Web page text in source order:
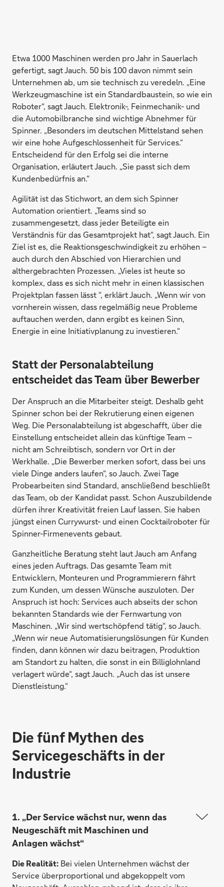
Etwa 1000 Maschinen werden pro Jahr in Sauerlach
gefertigt, sagt Jauch. 50 bis 100 davon nimmt sein
Unternehmen ab, um sie technisch zu veredeln. „Eine
Werkzeugmaschine ist ein Standardbaustein, so wie ein
Roboter“, sagt Jauch. Elektronik-, Feinmechanik- und
die Auto­mobilbranche sind wichtige Abnehmer für
Spinner. „Besonders im deutschen Mittelstand sehen
wir eine hohe Aufgeschlossenheit für Services.“
Entscheidend für den Erfolg sei die interne
Organisation, erläutert Jauch. „Sie passt sich dem
Kundenbedürfnis an.“
Agilität ist das Stichwort, an dem sich Spinner
Automation orien­tiert. „Teams sind so
zusammengesetzt, dass jeder Beteiligte ein
Verständnis für das Gesamtprojekt hat“, sagt Jauch. Ein
Ziel ist es, die Reaktionsgeschwindigkeit zu erhöhen –
auch durch den Abschied von Hierarchien und
althergebrachten Prozessen. „Vieles ist heute so
komplex, dass es sich nicht mehr in einen klassischen
Projektplan fassen lässt “, erklärt Jauch. „Wenn wir von
vornherein wissen, dass regelmäßig neue Probleme
auftauchen werden, dann ergibt es keinen Sinn,
Energie in eine Initiativplanung zu investieren.“
Statt der Personalabteilung
entscheidet das Team über Bewerber
Der Anspruch an die Mitarbeiter steigt. Deshalb geht
Spinner schon bei der Rekrutierung einen eigenen
Weg. Die Personalabteilung ist abgeschafft, über die
Einstellung entscheidet allein das künftige Team –
nicht am Schreibtisch, sondern vor Ort in der
Werkhalle. „Die Bewerber merken sofort, dass bei uns
viele Dinge anders laufen“, so Jauch. Zwei Tage
Probearbeiten sind Standard, anschließend beschließt
das Team, ob der Kandidat passt. Schon Auszubildende
dürfen ihrer Krea­tivität freien Lauf lassen. Sie haben
jüngst einen Currywurst- und einen Cocktailroboter für
Spinner-Firmenevents gebaut.
Ganzheitliche Beratung steht laut Jauch am Anfang
eines jeden Auftrags. Das gesamte Team mit
Entwicklern, Monteuren und Programmierern fährt
zum Kunden, um dessen Wünsche auszuloten. Der
Anspruch ist hoch: Services auch abseits der schon
bekannten Standards wie der Fernwartung von
Maschinen. „Wir sind wertschöpfend tätig“, so Jauch.
„Wenn wir neue Automatisierungslösungen für Kunden
finden, dann können wir dazu beitragen, Produktion
am Standort zu halten, die sonst in ein Billiglohnland
verlagert würde“, sagt Jauch. „Auch das ist unsere
Dienstleistung.“
Die fünf Mythen des
Servicegeschäfts in der
Industrie
1. „Der Service wächst nur, wenn das
Neugeschäft mit Maschinen und
Anlagen wächst“
Die Realität: Bei vielen Unternehmen wächst der
Service überproportional und abgekoppelt vom